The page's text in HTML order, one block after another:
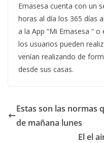
Emasesa cuenta con un
horas al día los 365 días
a la App “Mi Emasesa “
los usuarios pueden
venían realizando de
desde sus casas.
Estas son las normas
de mañana lunes
El el